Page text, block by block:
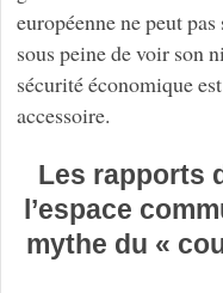
européenne ne peut pas
sous peine de voir son
sécurité économique
accessoire.
Les rapports
l’espace
mythe du «